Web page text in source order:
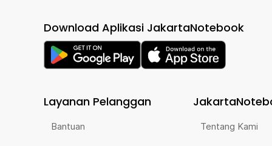
Download Aplikasi JakartaNotebook
Layanan Pelanggan
Bantuan Tentang Kami